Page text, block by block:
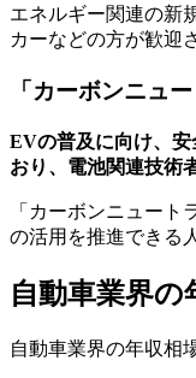
エネルギー関連の新
カーなどの方が歓迎
「カーボンニュ
EVの普及に向け、
おり、電池関連技術
「カーボンニュー
の活用を推進できる
自動車業界の
自動車業界の年収相